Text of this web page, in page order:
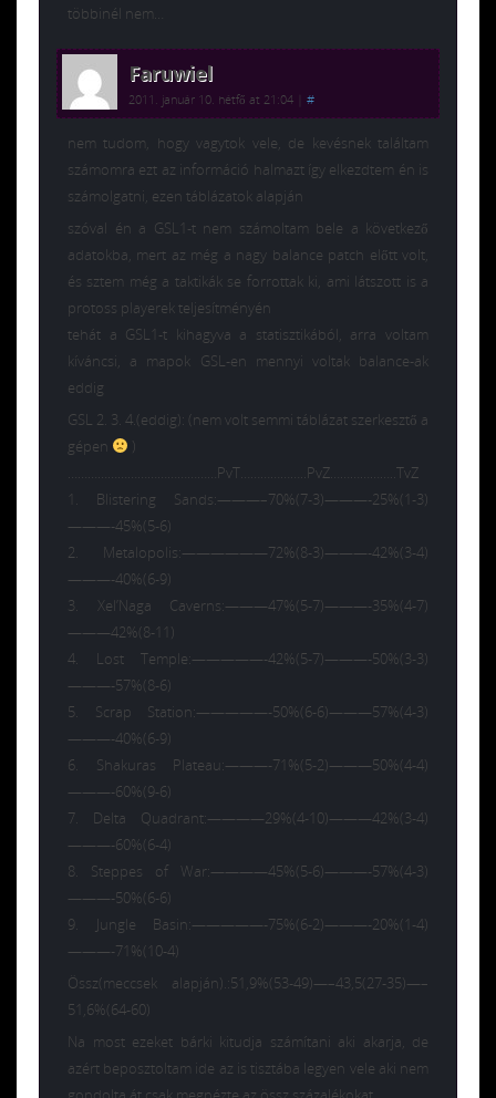
többinél nem…
Faruwiel
2011. január 10. hétfő at 21:04 #
nem tudom, hogy vagytok vele, de kevésnek találtam
számomra ezt az információ halmazt így elkezdtem én is
számolgatni, ezen táblázatok alapján
szóval én a GSL1-t nem számoltam bele a következő
adatokba, mert az még a nagy balance patch előtt volt,
és sztem még a taktikák se forrottak ki, ami látszott is a
protoss playerek teljesítményén
tehát a GSL1-t kihagyva a statisztikából, arra voltam
kíváncsi, a mapok GSL-en mennyi voltak balance-ak
eddig
GSL 2. 3. 4.(eddig): (nem volt semmi táblázat szerkesztő a
gépen
)
………………………………………PvT………………..PvZ………………..TvZ
1. Blistering Sands:———–70%(7-3)———-25%(1-3)
———-45%(5-6)
2. Metalopolis:——————72%(8-3)———-42%(3-4)
———-40%(6-9)
3. Xel’Naga Caverns:———47%(5-7)———-35%(4-7)
———42%(8-11)
4. Lost Temple:—————-42%(5-7)———-50%(3-3)
———-57%(8-6)
5. Scrap Station:—————-50%(6-6)———57%(4-3)
———-40%(6-9)
6. Shakuras Plateau:———-71%(5-2)———50%(4-4)
———-60%(9-6)
7. Delta Quadrant:————29%(4-10)———42%(3-4)
———-60%(6-4)
8. Steppes of War:————45%(5-6)———-57%(4-3)
———-50%(6-6)
9. Jungle Basin:—————-75%(6-2)———-20%(1-4)
———-71%(10-4)
Össz(meccsek alapján).:51,9%(53-49)—–43,5(27-35)—–
51,6%(64-60)
Na most ezeket bárki kitudja számítani aki akarja, de
azért beposztoltam ide az is tisztába legyen vele aki nem